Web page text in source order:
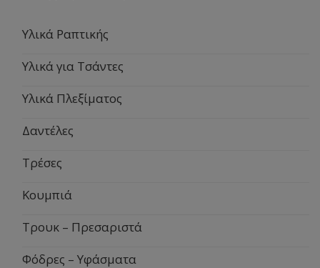
Υλικά Ραπτικής
Υλικά για Τσάντες
Υλικά Πλεξίματος
Δαντέλες
Τρέσες
Κουμπιά
Τρουκ – Πρεσαριστά
Φόδρες – Υφάσματα